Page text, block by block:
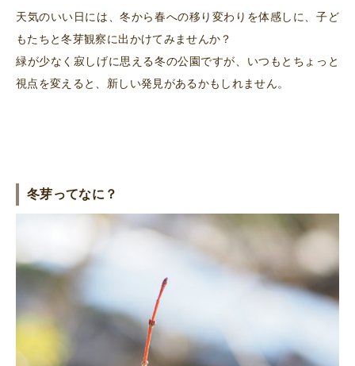
天気のいい日には、冬から春への移り変わりを体感しに、子ど
もたちと冬芽観察に出かけてみませんか？
緑が少なく寂しげに思える冬の公園ですが、いつもとちょっと
視点を変えると、新しい発見があるかもしれません。
冬芽ってなに？